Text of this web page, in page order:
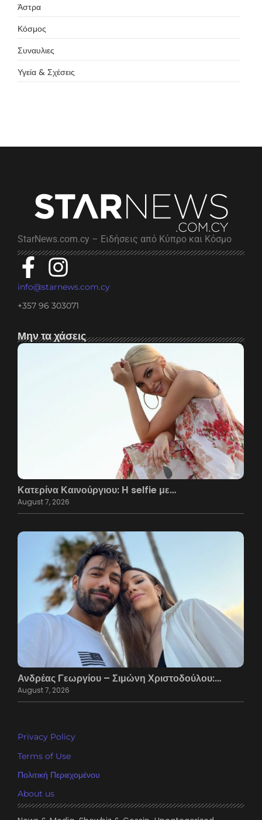
Άστρα
Κόσμος
Συναυλιες
Υγεία & Σχέσεις
StarNews.com.cy – Ειδήσεις από Κύπρο και Κόσμο
info@starnews.com.cy
+357 96 303071
Μην τα χάσεις
Κατερίνα Καινούργιου: Η selfie με…
August 7, 2026
Ανδρέας Γεωργίου – Σιμώνη Χριστοδούλου:…
August 7, 2026
Privacy Policy
Terms of Use
Πολιτική Περιεχομένου
About us